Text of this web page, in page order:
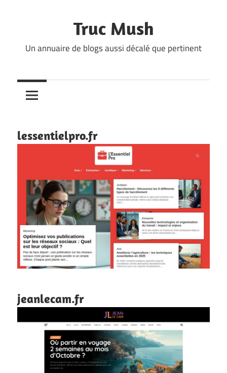
Truc Mush
Un annuaire de blogs aussi décalé que pertinent
lessentielpro.fr
jeanlecam.fr